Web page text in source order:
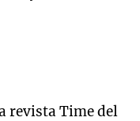
revista Time del